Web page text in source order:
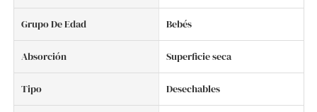
Grupo De Edad Bebés
Absorción Superficie seca
Tipo Desechables